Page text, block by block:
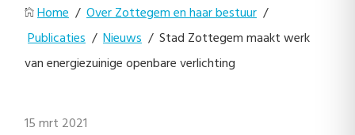
Home / Over Zottegem en haar bestuur /
Publicaties / Nieuws / Stad Zottegem maakt werk
van energiezuinige openbare verlichting
15 mrt 2021